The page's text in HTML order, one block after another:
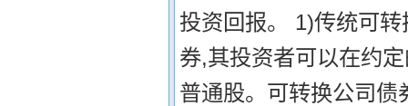
投资回报。 1)传统可
券,其投资者可以在约
普通股。可转换公司